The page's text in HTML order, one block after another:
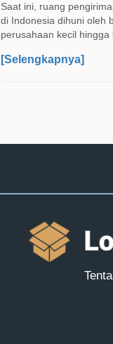
Saat ini, ruang
di Indonesia dihuni oleh
perusahaan kecil hingga
[Selengkapnya]